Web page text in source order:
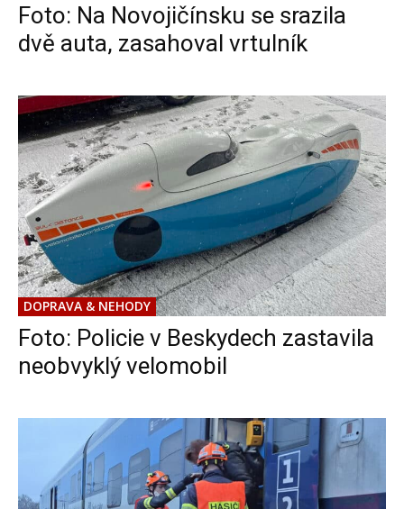
Foto: Na Novojičínsku se srazila
dvě auta, zasahoval vrtulník
DOPRAVA & NEHODY
Foto: Policie v Beskydech zastavila
neobvyklý velomobil